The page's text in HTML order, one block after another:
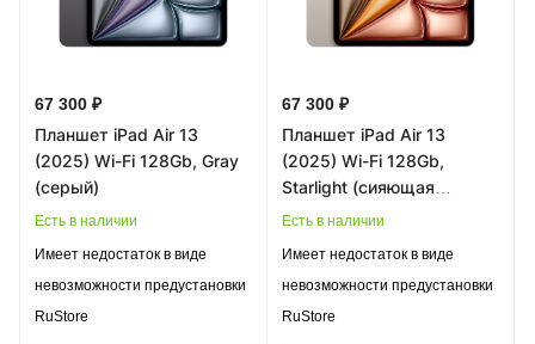
67 300 ₽
Планшет iPad Air 13
(2025) Wi-Fi 128Gb, Gray
(серый)
Есть в наличии
Имеет недостаток в виде
невозможности предустановки
RuStore
67 300 ₽
Планшет iPad Air 13
(2025) Wi-Fi 128Gb,
Starlight (сияющая
звезда)
Есть в наличии
Имеет недостаток в виде
невозможности предустановки
RuStore